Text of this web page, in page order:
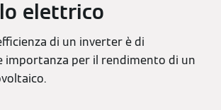
elettrico
di un inverter è di
importanza per il rendimento di un